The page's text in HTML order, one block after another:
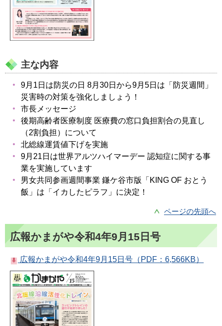
主な内容
9月1日は防災の日 8月30日から9月5日は「防災週間」
災害時の対策を強化しましょう！
市長メッセージ
後期高齢者医療制度 医療費の窓口負担割合の見直し
（2割負担）について
北総線運賃値下げを実施
9月21日は世界アルツハイマーデー 認知症に関する事
業を実施しています
男女共同参画週間事業 鎌ケ谷市版「KING OF おとう
飯」は「イカしたピラフ」に決定！
ページの先頭へ
広報かまがや令和4年9月15日号
広報かまがや令和4年9月15日号（PDF：6,566KB）